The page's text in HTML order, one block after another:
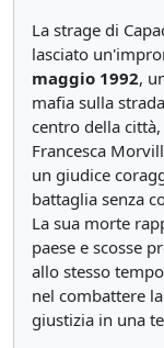
La strage di
lasciato
maggio 1992,
mafia sulla
centro della
Francesca
un giudice
battaglia senza
La sua morte
paese e scosse
allo stesso
nel combattere
giustizia in una